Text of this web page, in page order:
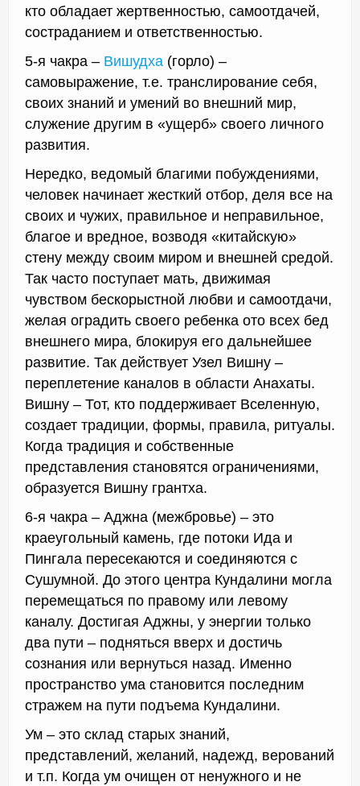
кто обладает жертвенностью, самоотдачей,
состраданием и ответственностью.
5-я чакра – Вишудха (горло) –
самовыражение, т.е. транслирование себя,
своих знаний и умений во внешний мир,
служение другим в «ущерб» своего личного
развития.
Нередко, ведомый благими побуждениями,
человек начинает жесткий отбор, деля все на
своих и чужих, правильное и неправильное,
благое и вредное, возводя «китайскую»
стену между своим миром и внешней средой.
Так часто поступает мать, движимая
чувством бескорыстной любви и самоотдачи,
желая оградить своего ребенка ото всех бед
внешнего мира, блокируя его дальнейшее
развитие. Так действует Узел Вишну –
переплетение каналов в области Анахаты.
Вишну – Тот, кто поддерживает Вселенную,
создает традиции, формы, правила, ритуалы.
Когда традиция и собственные
представления становятся ограничениями,
образуется Вишну грантха.
6-я чакра – Аджна (межбровье) – это
краеугольный камень, где потоки Ида и
Пингала пересекаются и соединяются с
Сушумной. До этого центра Кундалини могла
перемещаться по правому или левому
каналу. Достигая Аджны, у энергии только
два пути – подняться вверх и достичь
сознания или вернуться назад. Именно
пространство ума становится последним
стражем на пути подъема Кундалини.
Ум – это склад старых знаний,
представлений, желаний, надежд, верований
и т.п. Когда ум очищен от ненужного и не